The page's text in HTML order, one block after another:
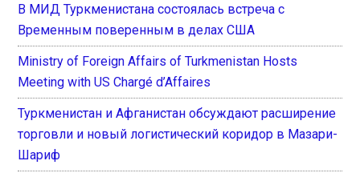
В МИД Туркменистана состоялась встреча с
Временным поверенным в делах США
Ministry of Foreign Affairs of Turkmenistan Hosts
Meeting with US Chargé d’Affaires
Туркменистан и Афганистан обсуждают расширение
торговли и новый логистический коридор в Мазари-
Шариф